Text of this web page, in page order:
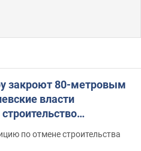
закроют 80-метровым
власти
верующего"
по отмене строительства